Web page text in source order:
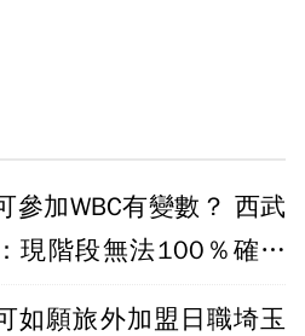
參加WBC有變數？ 西武
現階段無法100％確認
如願旅外加盟日職埼玉